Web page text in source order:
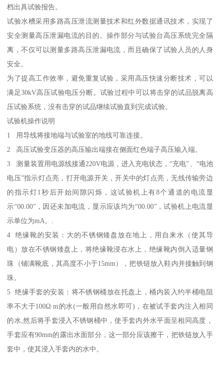
档出具试验报告。
试验水槽采用多路高压泄流测量技术和红外数据通讯技术，实现了
安全测量高压泄漏电流的目的。操作部分与试验台高压系统完全隔
离，不仅可以测量多路高压泄漏电流，而且确保了试验人员的人身
安全。
为了提高工作效率，避免重复试验，采用高压快速分断技术，可以
满足30kV高压试验电压分断。试验过程中可以将击穿的试品脱离高
压试验系统，没有击穿的试品继续试验直到完成试验。
试验机操作说明
1 用导线将接地端与试验室的地线可靠连接。
2 高压试验变压器的高压输出端接在侧面红色端子高压输入端。
3 测量装置用电源线接通220V电源，进入充电状态，“充电”、“电池
电压”指示灯点亮，打开电源开关，开关中的灯点亮，无线传输旁边
的指示灯1秒后开始间隙闪烁，这试验机上有8个通道的电流显
示“00.00”，因还未加电流，显示应该均为“00.00”，试验机上电流显
示单位为mA。.
4 绝缘靴的安装：大的不锈钢矮盘放在地上，用自来水（使其导
电）放在不锈钢矮盘上，将绝缘靴浸在水上，绝缘靴内倒入适量钢
珠（铺满靴底，其高度不小于15mm），把铁链放入鞋内并接触到钢
珠。
5 绝缘手套的安装：将不锈钢桶放在托盘上，桶内装入约半桶电阻
率不大于100Ω·m的水(一般用自然水即可)，在被试手套内注入相同
的水,然后将手套浸入不锈钢桶中，使手套内外水平面呈相同高度，
手套应有90mm的露出水面部分，这一部分应该擦干，把铁链放入手
套中，使其浸入手套内的水中。